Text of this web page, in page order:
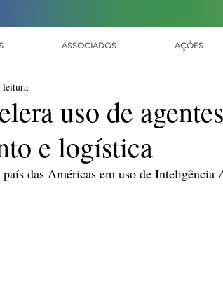
ASSOCIADOS AÇÕES
uso de
e logística
leitura
das Américas em uso de